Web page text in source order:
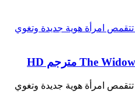
امرأة هوية جديدة وتغوي
امرأة هوية جديدة وتغوي